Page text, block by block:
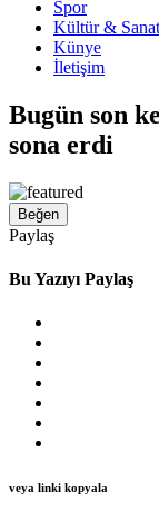
Spor
Kültür & Sanat
Künye
İletişim
Bugün son
sona erdi
Beğen
Paylaş
Bu Yazıyı Paylaş
veya linki kopyala